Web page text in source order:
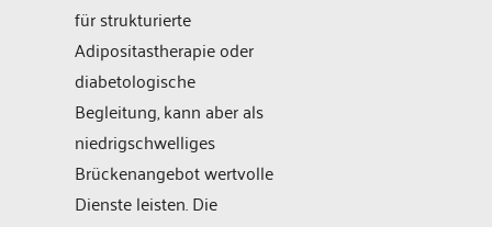
für strukturierte
Adipositastherapie oder
diabetologische
Begleitung, kann aber als
niedrigschwelliges
Brückenangebot wertvolle
Dienste leisten. Die